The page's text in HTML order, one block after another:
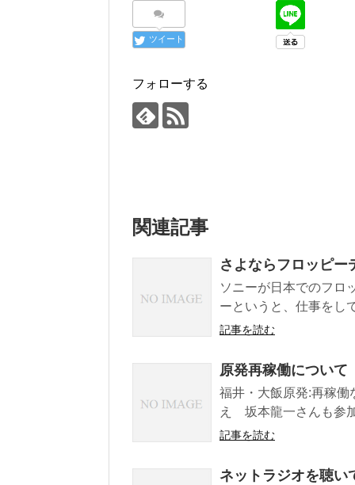
ツイート
フォローする
関連記事
さよならフロッピー
ソニーが日本でのフロ
ーというと、仕事をし
記事を読む
原発再稼働について
福井・大飯原発:再稼働
え 坂本龍一さんも参
記事を読む
ネットラジオを聴い